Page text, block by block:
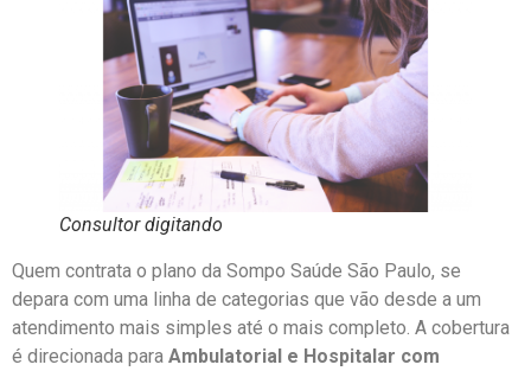
Consultor digitando
Quem contrata o plano da Sompo Saúde São Paulo, se
depara com uma linha de categorias que vão desde a um
atendimento mais simples até o mais completo. A cobertura
é direcionada para Ambulatorial e Hospitalar com